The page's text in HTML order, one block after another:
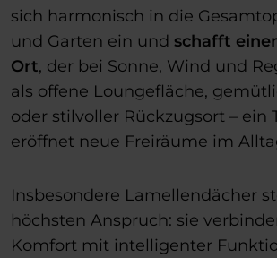
sich harmonisch in die
und Garten ein und schafft
Ort, der bei Sonne, Wind und
als offene Loungefläche,
oder stilvoller Rückzugsort – ein
eröffnet neue Freiräume im
Insbesondere Lamellendächer
höchsten Anspruch: sie
Komfort mit intelligenter